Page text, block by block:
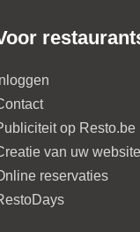
Inloggen
op Resto.be
van uw website
reservaties